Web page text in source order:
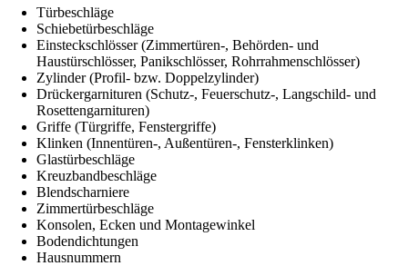
Türbeschläge
Schiebetürbeschläge
Einsteckschlösser (Zimmertüren-, Behörden- und
Haustürschlösser, Panikschlösser, Rohrrahmenschlösser)
Zylinder (Profil- bzw. Doppelzylinder)
Drückergarnituren (Schutz-, Feuerschutz-, Langschild- und
Rosettengarnituren)
Griffe (Türgriffe, Fenstergriffe)
Klinken (Innentüren-, Außentüren-, Fensterklinken)
Glastürbeschläge
Kreuzbandbeschläge
Blendscharniere
Zimmertürbeschläge
Konsolen, Ecken und Montagewinkel
Bodendichtungen
Hausnummern